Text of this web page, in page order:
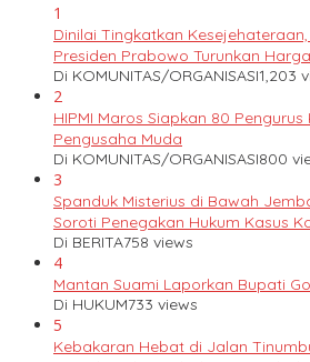
1
Dinilai Tingkatkan Kesejehateraan,
Presiden Prabowo Turunkan
Di KOMUNITAS/ORGANISASI1,203
2
HIPMI Maros Siapkan 80
Pengusaha Muda
Di KOMUNITAS/ORGANISASI800
3
Spanduk Misterius di Bawah
Soroti Penegakan Hukum Kasus
Di BERITA758 views
4
Mantan Suami Laporkan Bupati
Di HUKUM733 views
5
Kebakaran Hebat di Jalan